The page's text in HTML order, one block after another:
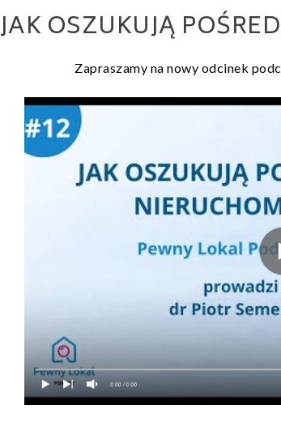
JAK OSZUKUJĄ
Zapraszamy na nowy odcinek